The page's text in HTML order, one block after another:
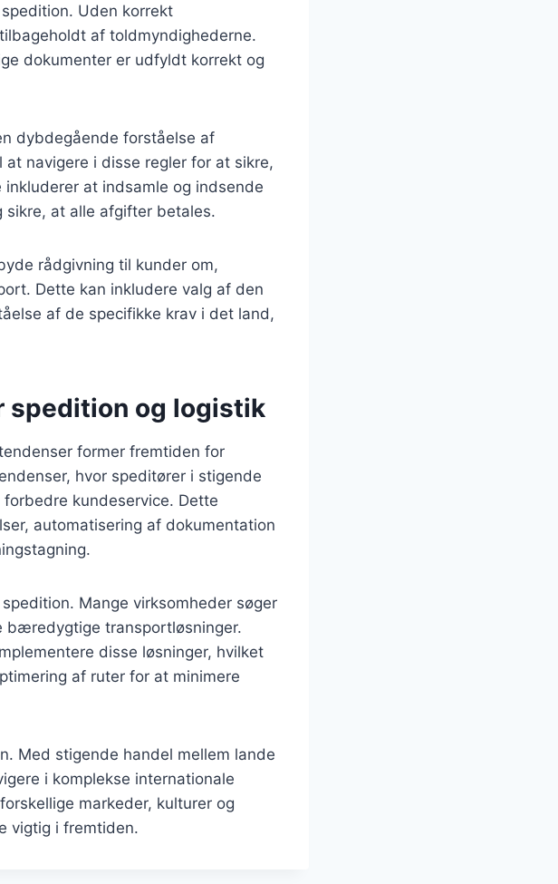
Uden korrekt
af toldmyndighederne.
dokumenter er udfyldt korrekt og
dybdegående forståelse af
navigere i disse regler for at sikre,
at indsamle og indsende
sikre, at alle afgifter betales.
rådgivning til kunder om,
Dette kan inkludere valg af den
af de specifikke krav i det land,
spedition og logistik
former fremtiden for
hvor speditører i stigende
kundeservice. Dette
automatisering af dokumentation
Mange virksomheder søger
bæredygtige transportløsninger.
disse løsninger, hvilket
af ruter for at minimere
Med stigende handel mellem lande
i komplekse internationale
markeder, kulturer og
vigtig i fremtiden.